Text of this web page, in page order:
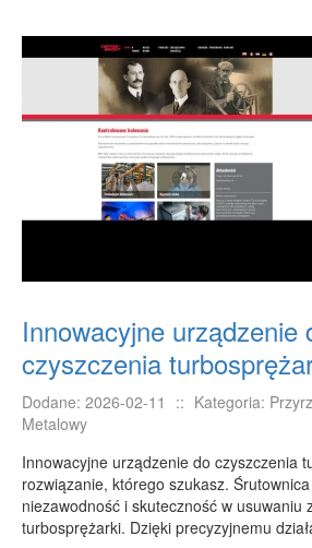
Salony, Komisy
POPULARYZACJA
Agencje Reklamowe
Materiały Reklamowe
Inne Agencje
Hobby
SPECJALIZACJA
Restauracje, Catering
Adwokaci, Porady Prawne
Sprzątanie, Porządkowanie
Innowacyjne urządzenie
czyszczenia
Dodane: 2026-02-11 :: Kategoria:
Metalowy
Innowacyjne urządzenie do czyszczenia
rozwiązanie, którego szukasz.
niezawodność i skuteczność w usuwaniu
turbosprężarki. Dzięki precyzyjnemu